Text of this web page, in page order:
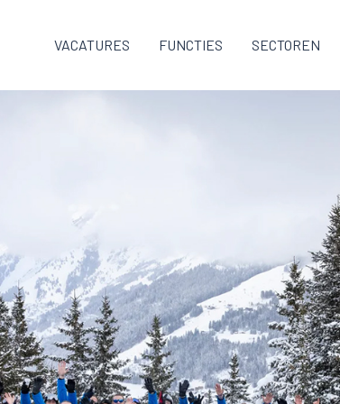
VACATURES FUNCTIES SECTOREN